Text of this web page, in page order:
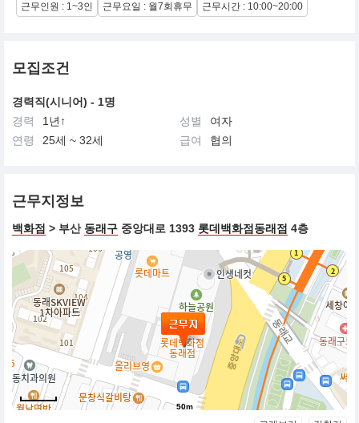
근무인원 : 1~3인
근무요일 : 월7회휴무 근무시간 : 10:00~20:00
모집조건
경력직(시니어) - 1명
경력
1년↑ 성별
여자
연령
25세 ~ 32세 급여 협의
근무지정보
백화점 > 부산 동래구 중앙대로 1393 롯데백화점동래점 4층
50m